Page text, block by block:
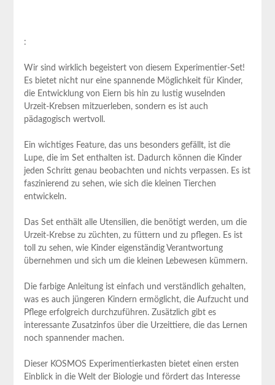
:
Wir sind wirklich begeistert von diesem Experimentier-Set!
Es bietet nicht nur eine spannende Möglichkeit für Kinder,
die Entwicklung von Eiern bis hin zu lustig wuselnden
Urzeit-Krebsen mitzuerleben, sondern es ist auch
pädagogisch wertvoll.
Ein wichtiges Feature, das uns besonders gefällt, ist die
Lupe, die im Set enthalten ist. Dadurch können die Kinder
jeden Schritt genau beobachten und nichts verpassen. Es ist
faszinierend zu sehen, wie sich die kleinen Tierchen
entwickeln.
Das Set enthält alle Utensilien, die benötigt werden, um die
Urzeit-Krebse zu züchten, zu füttern und zu pflegen. Es ist
toll zu sehen, wie Kinder eigenständig Verantwortung
übernehmen und sich um die kleinen Lebewesen kümmern.
Die farbige Anleitung ist einfach und verständlich gehalten,
was es auch jüngeren Kindern ermöglicht, die Aufzucht und
Pflege erfolgreich durchzuführen. Zusätzlich gibt es
interessante Zusatzinfos über die Urzeittiere, die das Lernen
noch spannender machen.
Dieser KOSMOS Experimentierkasten bietet einen ersten
Einblick in die Welt der Biologie und fördert das Interesse